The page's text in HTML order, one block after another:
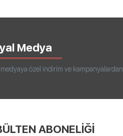
Medya
özel indirim ve
ABONELİĞİ